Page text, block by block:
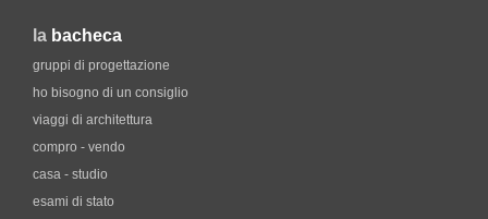
la bacheca
gruppi di progettazione
ho bisogno di un consiglio
viaggi di architettura
compro - vendo
casa - studio
esami di stato